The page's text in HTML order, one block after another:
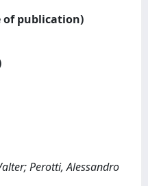
of publication)
Perotti, Alessandro